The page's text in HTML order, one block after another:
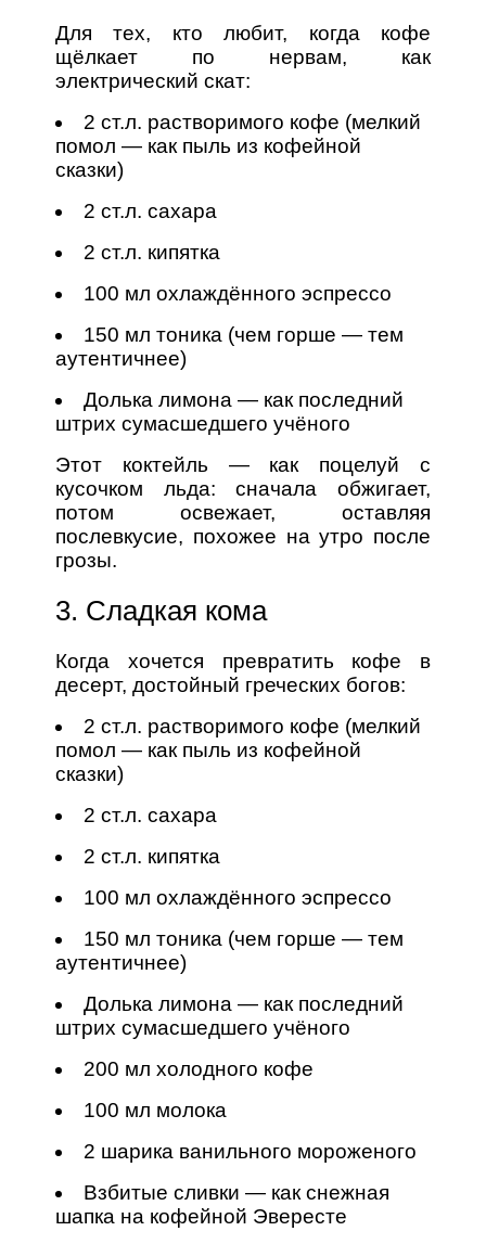
Для тех, кто любит, когда кофе
щёлкает по нервам, как
электрический скат:
2 ст.л. растворимого кофе (мелкий
помол — как пыль из кофейной
сказки)
2 ст.л. сахара
2 ст.л. кипятка
100 мл охлаждённого эспрессо
150 мл тоника (чем горше — тем
аутентичнее)
Долька лимона — как последний
штрих сумасшедшего учёного
Этот коктейль — как поцелуй с
кусочком льда: сначала обжигает,
потом освежает, оставляя
послевкусие, похожее на утро после
грозы.
3. Сладкая кома
Когда хочется превратить кофе в
десерт, достойный греческих богов:
2 ст.л. растворимого кофе (мелкий
помол — как пыль из кофейной
сказки)
2 ст.л. сахара
2 ст.л. кипятка
100 мл охлаждённого эспрессо
150 мл тоника (чем горше — тем
аутентичнее)
Долька лимона — как последний
штрих сумасшедшего учёного
200 мл холодного кофе
100 мл молока
2 шарика ванильного мороженого
Взбитые сливки — как снежная
шапка на кофейной Эвересте